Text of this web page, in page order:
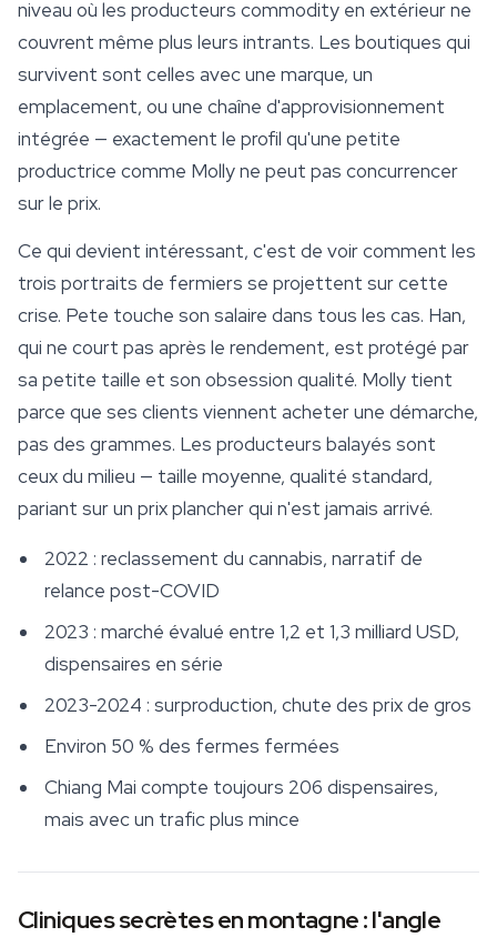
niveau où les producteurs commodity en extérieur ne
couvrent même plus leurs intrants. Les boutiques qui
survivent sont celles avec une marque, un
emplacement, ou une chaîne d'approvisionnement
intégrée — exactement le profil qu'une petite
productrice comme Molly ne peut pas concurrencer
sur le prix.
Ce qui devient intéressant, c'est de voir comment les
trois portraits de fermiers se projettent sur cette
crise. Pete touche son salaire dans tous les cas. Han,
qui ne court pas après le rendement, est protégé par
sa petite taille et son obsession qualité. Molly tient
parce que ses clients viennent acheter une démarche,
pas des grammes. Les producteurs balayés sont
ceux du milieu — taille moyenne, qualité standard,
pariant sur un prix plancher qui n'est jamais arrivé.
2022 : reclassement du cannabis, narratif de
relance post-COVID
2023 : marché évalué entre 1,2 et 1,3 milliard USD,
dispensaires en série
2023-2024 : surproduction, chute des prix de gros
Environ 50 % des fermes fermées
Chiang Mai compte toujours 206 dispensaires,
mais avec un trafic plus mince
Cliniques secrètes en montagne : l'angle